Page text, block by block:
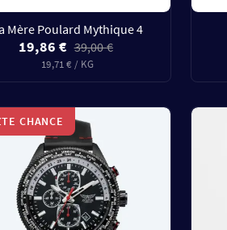
Mère Poulard Mythique 4
19,86 € 39,00 €
19,71 € / KG
CHANCE